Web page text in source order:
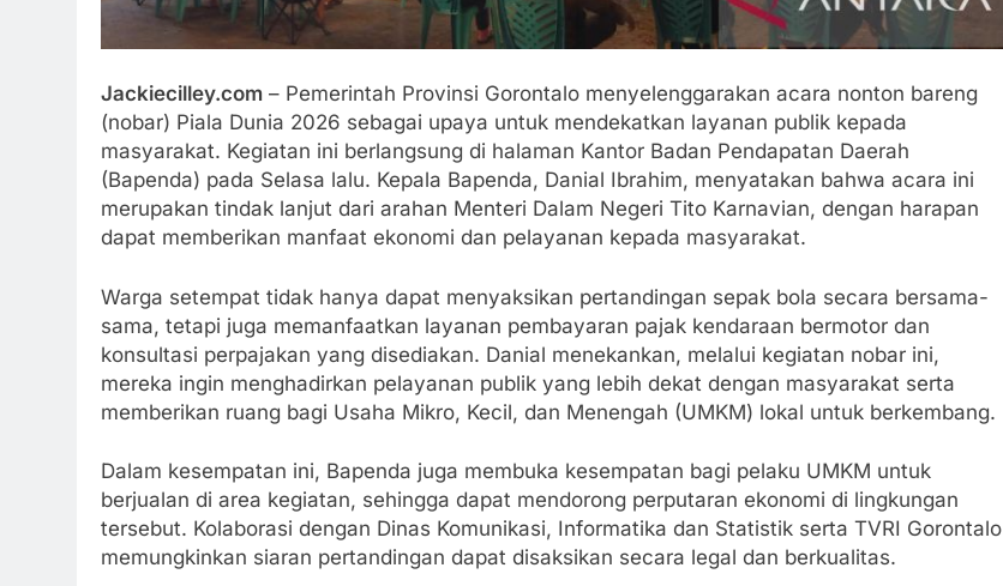
Jackiecilley.com – Pemerintah Provinsi Gorontalo menyelenggarakan acara nonton bareng
(nobar) Piala Dunia 2026 sebagai upaya untuk mendekatkan layanan publik kepada
masyarakat. Kegiatan ini berlangsung di halaman Kantor Badan Pendapatan Daerah
(Bapenda) pada Selasa lalu. Kepala Bapenda, Danial Ibrahim, menyatakan bahwa acara ini
merupakan tindak lanjut dari arahan Menteri Dalam Negeri Tito Karnavian, dengan harapan
dapat memberikan manfaat ekonomi dan pelayanan kepada masyarakat.
Warga setempat tidak hanya dapat menyaksikan pertandingan sepak bola secara bersama-
sama, tetapi juga memanfaatkan layanan pembayaran pajak kendaraan bermotor dan
konsultasi perpajakan yang disediakan. Danial menekankan, melalui kegiatan nobar ini,
mereka ingin menghadirkan pelayanan publik yang lebih dekat dengan masyarakat serta
memberikan ruang bagi Usaha Mikro, Kecil, dan Menengah (UMKM) lokal untuk berkembang.
Dalam kesempatan ini, Bapenda juga membuka kesempatan bagi pelaku UMKM untuk
berjualan di area kegiatan, sehingga dapat mendorong perputaran ekonomi di lingkungan
tersebut. Kolaborasi dengan Dinas Komunikasi, Informatika dan Statistik serta TVRI Gorontalo
memungkinkan siaran pertandingan dapat disaksikan secara legal dan berkualitas.